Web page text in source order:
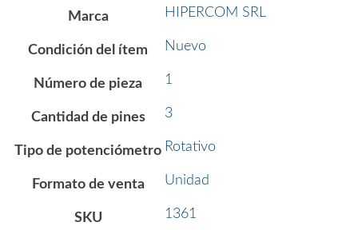
Marca HIPERCOM SRL
Condición del ítem Nuevo
Número de pieza 1
Cantidad de pines 3
Tipo de potenciómetro Rotativo
Formato de venta Unidad
SKU 1361